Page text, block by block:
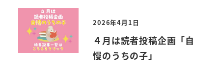
2026年4月1日
４月は読者投稿企画「自
慢のうちの子」